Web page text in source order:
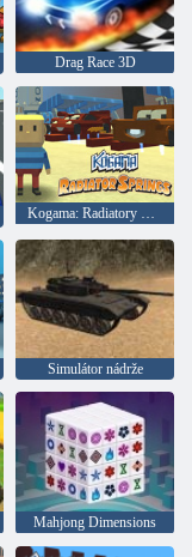
Drag Race 3D
Kogama: Radiatory Springs
Simulátor nádrže
Mahjong Dimensions